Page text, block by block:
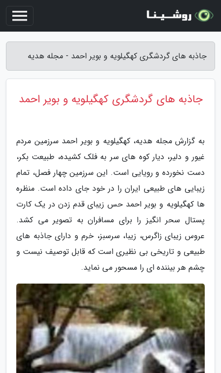
جاذبه های گردشگری کهگیلویه و بویر احمد - مجله هدیه
جاذبه های گردشگری کهگیلویه و بویر احمد
به گزارش مجله هدیه، کهگیلویه و بویر احمد سرزمین مردم
غیور و دلیر، دیار کوه های سر به فلک کشیده، طبیعت بکر،
دست نخورده و رویایی است. این سرزمین چهار فصل، تمام
زیبایی های طبیعی ایران را در خود جای داده است. منظره
ها کهگیلویه و بویر احمد حس زیبای قدم زدن در یک کارت
پستال سحر انگیز را برای مسافران به تصویر می کشد.
عروس زیبای زاگرس، زیبا، سرسبز، خرم و دارای جاذبه های
طبیعی و تاریخی بی نظیری است که قابل توصیف نیست و
چشم هر بیننده ای را مسحور می نماید.